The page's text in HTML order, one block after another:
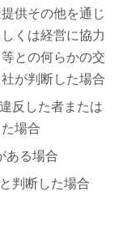
供その他を通じ
くは経営に協力
との何らかの交
が判断した場合
反した者または
場合
ある場合
判断した場合